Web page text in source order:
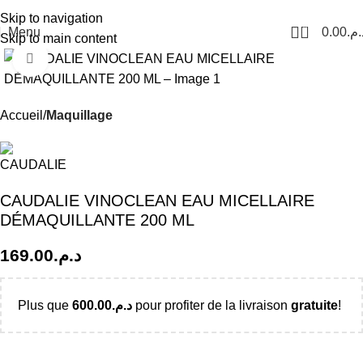
Skip to navigation
Skip to main content
Menu 0 0.00
Click to enlarge
Accueil Maquillage
CAUDALIE VINOCLEAN EAU MICELLAIRE
DÉMAQUILLANTE 200 ML
د.م.169.00
Plus que د.م.600.00 pour profiter de la livraison gratuite!